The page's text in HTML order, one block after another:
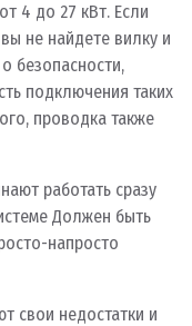
4 до 27 кВт. Если
не найдете вилку и
безопасности,
подключения таких
проводка также
работать сразу
Должен быть
напросто
свои недостатки и